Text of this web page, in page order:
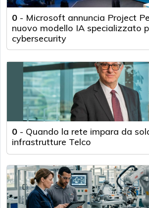
0 - Microsoft annuncia Project
nuovo modello IA specializzato
cybersecurity
0 - Quando la rete impara da
infrastrutture Telco